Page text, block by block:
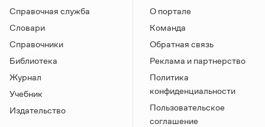
Справочная служба
Словари
Справочники
Библиотека
Журнал
Учебник
Издательство
О портале
Команда
Обратная связь
Реклама и партнерство
Политика
конфиденциальности
Пользовательское
соглашение